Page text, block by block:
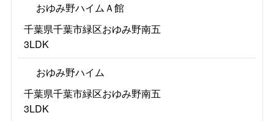
おゆみ野ハイムＡ館
千葉県千葉市緑区おゆみ野南五
3LDK
おゆみ野ハイム
千葉県千葉市緑区おゆみ野南五
3LDK